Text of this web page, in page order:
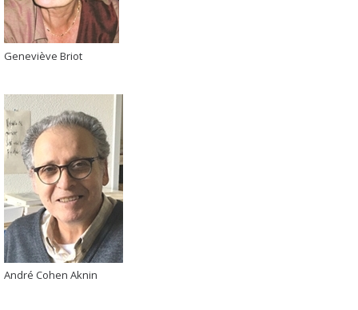
Geneviève Briot
André Cohen Aknin